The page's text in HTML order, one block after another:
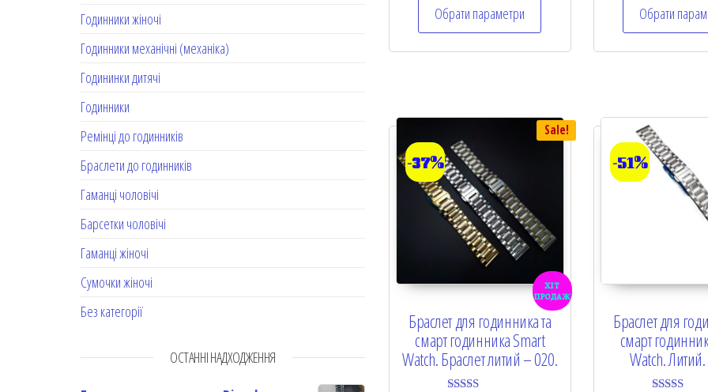
Годинники жіночі
Годинники механічні (механіка)
Годининки дитячі
Годинники
Ремінці до годинників
Браслети до годинників
Гаманці чоловічі
Барсетки чоловічі
Гаманці жіночі
Сумочки жіночі
Без категорії
ОСТАННІ НАДХОДЖЕННЯ
Обрати параметри
d
0
o
u
Обрати
Sale!
-37%
хіт
продаж
Браслет для годинника та
смарт годинника Smart
Watch. Браслет литий – 020.
-51%
Браслет для
смарт
Watch.